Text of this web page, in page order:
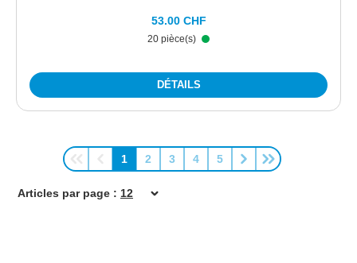
20 pièce(s)
53.00 CHF
DÉTAILS
Page
1
Page
2
Page
3
Page
4
Page
5
Articles par page :